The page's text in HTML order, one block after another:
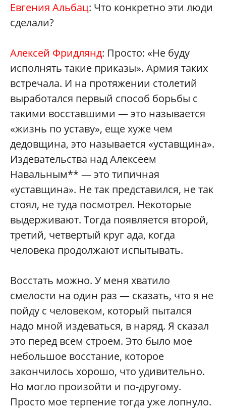
Евгения Альбац: Что конкретно эти люди
сделали?
Алексей Фридлянд: Просто: «Не буду
исполнять такие приказы». Армия таких
встречала. И на протяжении столетий
выработался первый способ борьбы с
такими восставшими — это называется
«жизнь по уставу», еще хуже чем
дедовщина, это называется «уставщина».
Издевательства над Алексеем
Навальным** — это типичная
«уставщина». Не так представился, не так
стоял, не туда посмотрел. Некоторые
выдерживают. Тогда появляется второй,
третий, четвертый круг ада, когда
человека продолжают испытывать.
Восстать можно. У меня хватило
смелости на один раз — сказать, что я не
пойду с человеком, который пытался
надо мной издеваться, в наряд. Я сказал
это перед всем строем. Это было мое
небольшое восстание, которое
закончилось хорошо, что удивительно.
Но могло произойти и по-другому.
Просто мое терпение тогда уже лопнуло.